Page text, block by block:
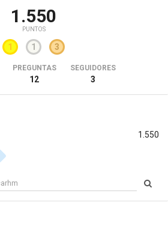
1.550
PUNTOS
1 1 3
PREGUNTAS
12
SEGUIDORES
3
1.550